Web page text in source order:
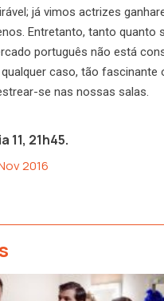
já vimos actrizes
Entretanto, tanto quanto
português não está
caso, tão fascinante
se nas nossas salas.
11, 21h45.
2016